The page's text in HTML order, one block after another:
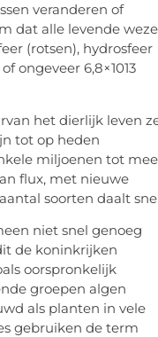
veranderen of
dat alle levende
(rotsen), hydrosfeer
ongeveer 6,8×1013
het dierlijk leven
tot op heden
miljoenen tot
flux, met nieuwe
soorten daalt
niet snel genoeg
de koninkrijken
oorspronkelijk
groepen algen
als planten in vele
gebruiken de term